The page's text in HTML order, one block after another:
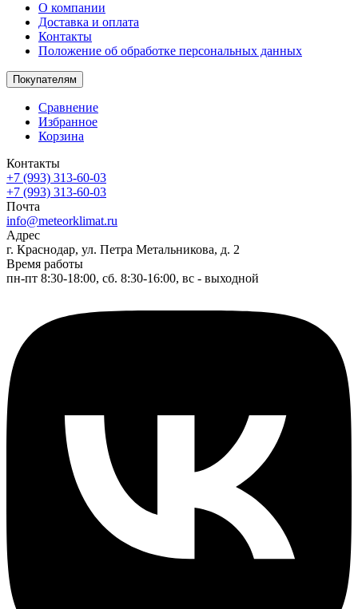
О компании
Доставка и оплата
Контакты
Положение об обработке персональных данных
Покупателям
Сравнение
Избранное
Корзина
Контакты
+7 (993) 313-60-03
+7 (993) 313-60-03
Почта
info@meteorklimat.ru
Адрес
г. Краснодар, ул. Петра Метальникова, д. 2
Время работы
пн-пт 8:30-18:00, сб. 8:30-16:00, вс - выходной